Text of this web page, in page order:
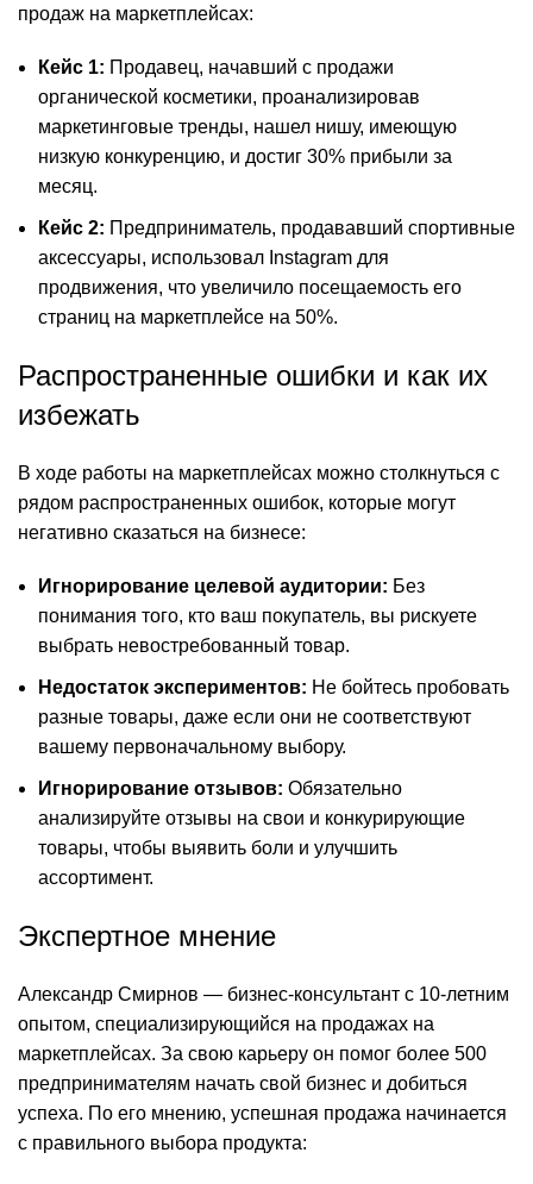
продаж на маркетплейсах:
Кейс 1: Продавец, начавший с продажи
органической косметики, проанализировав
маркетинговые тренды, нашел нишу, имеющую
низкую конкуренцию, и достиг 30% прибыли за
месяц.
Кейс 2: Предприниматель, продававший спортивные
аксессуары, использовал Instagram для
продвижения, что увеличило посещаемость его
страниц на маркетплейсе на 50%.
Распространенные ошибки и как их
избежать
В ходе работы на маркетплейсах можно столкнуться с
рядом распространенных ошибок, которые могут
негативно сказаться на бизнесе:
Игнорирование целевой аудитории: Без
понимания того, кто ваш покупатель, вы рискуете
выбрать невостребованный товар.
Недостаток экспериментов: Не бойтесь пробовать
разные товары, даже если они не соответствуют
вашему первоначальному выбору.
Игнорирование отзывов: Обязательно
анализируйте отзывы на свои и конкурирующие
товары, чтобы выявить боли и улучшить
ассортимент.
Экспертное мнение
Александр Смирнов — бизнес-консультант с 10-летним
опытом, специализирующийся на продажах на
маркетплейсах. За свою карьеру он помог более 500
предпринимателям начать свой бизнес и добиться
успеха. По его мнению, успешная продажа начинается
с правильного выбора продукта: